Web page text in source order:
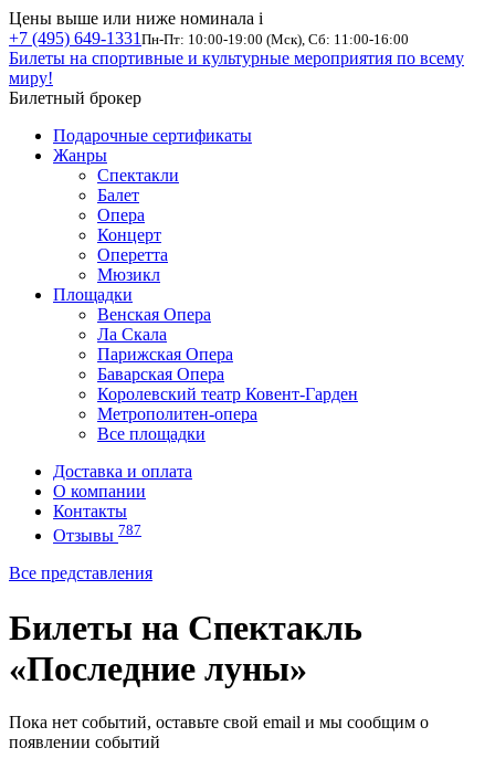
Цены выше или ниже номинала i
+7 (495) 649-1331 Пн-Пт: 10:00-19:00 (Мск), Сб: 11:00-16:00
Билеты на спортивные и культурные мероприятия по всему
миру!
Билетный брокер
Подарочные сертификаты
Жанры
Спектакли
Балет
Опера
Концерт
Оперетта
Мюзикл
Площадки
Венская Опера
Ла Скала
Парижская Опера
Баварская Опера
Королевский театр Ковент-Гарден
Метрополитен-опера
Все площадки
Доставка и оплата
О компании
Контакты
Отзывы 787
Все представления
Билеты на Спектакль
«Последние луны»
Пока нет событий, оставьте свой email и мы сообщим о
появлении событий